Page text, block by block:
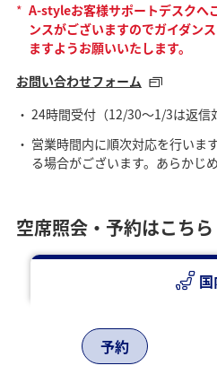
* A-styleお客様サポートデスクへ
ンスがございますのでガイダン
ますようお願いいたします。
お問い合わせフォーム
24時間受付（12/30～1/3は返信
営業時間内に順次対応を行いま
る場合がございます。あらかじ
空席照会・予約はこちら
予約